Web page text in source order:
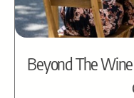
Beyond The